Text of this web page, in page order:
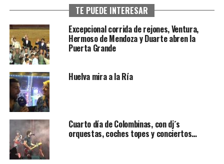
TE PUEDE INTERESAR
Excepcional corrida de rejones, Ventura,
Hermoso de Mendoza y Duarte abren la
Puerta Grande
Huelva mira a la Ría
Cuarto día de Colombinas, con dj´s
orquestas, coches topes y conciertos…